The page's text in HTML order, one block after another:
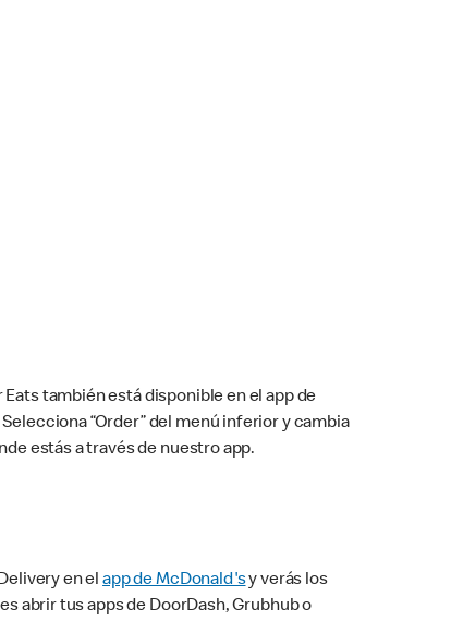
también está disponible en el app de
“Order” del menú inferior y cambia
estás a través de nuestro app.
en elapp de McDonald'sy verás los
abrir tus apps de DoorDash, Grubhub o